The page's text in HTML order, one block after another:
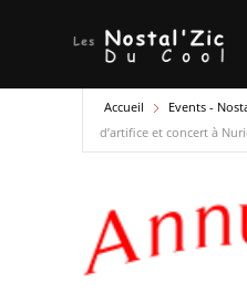
Accueil Events -
d’artifice et concert à